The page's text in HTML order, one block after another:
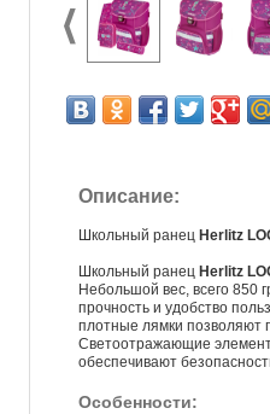
Описание:
Школьный ранец Herlitz
Школьный ранец Herlitz
Небольшой вес, всего 850
прочность и удобство
плотные лямки позволяют
Светоотражающие
обеспечивают
Особенности: